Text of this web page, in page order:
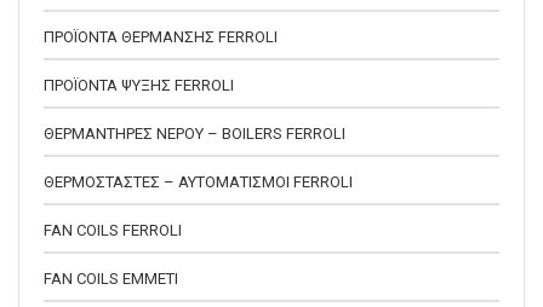
ΠΡΟΪΟΝΤΑ ΘΕΡΜΑΝΣΗΣ FERROLI
ΠΡΟΪΟΝΤΑ ΨΥΞΗΣ FERROLI
ΘΕΡΜΑΝΤΗΡΕΣ ΝΕΡΟΥ – BOILERS FERROLI
ΘΕΡΜΟΣΤΑΣΤΕΣ – ΑΥΤΟΜΑΤΙΣΜΟΙ FERROLI
FAN COILS FERROLI
FAN COILS EMMETI